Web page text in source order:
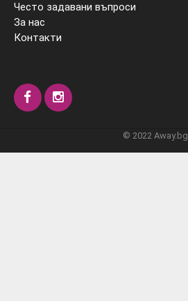
Често задавани въпроси
За нас
Контакти
© 2022 Away.bg